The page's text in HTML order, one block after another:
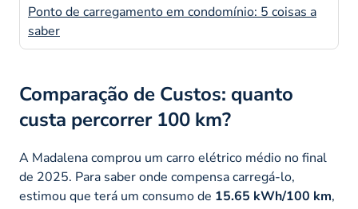
Ponto de carregamento em condomínio: 5 coisas a
saber
Comparação de Custos: quanto
custa percorrer 100 km?
A Madalena comprou um carro elétrico médio no final
de 2025. Para saber onde compensa carregá-lo,
estimou que terá um consumo de 15.65 kWh/100 km,